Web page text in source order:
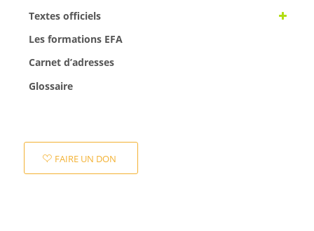
Textes officiels
Les formations EFA
Carnet d’adresses
Glossaire
FAIRE UN DON